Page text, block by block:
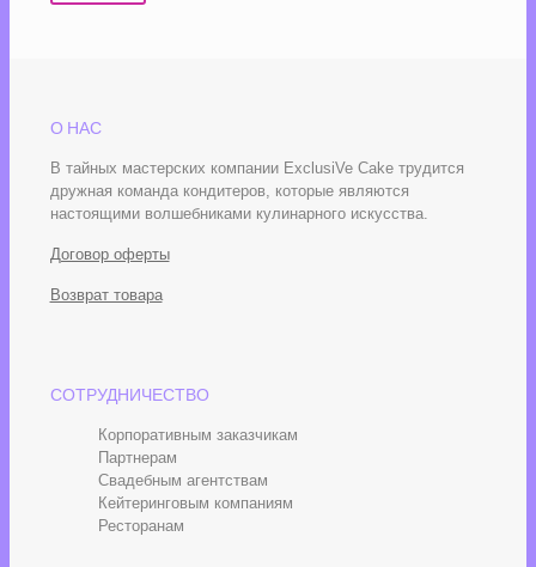
О НАС
В тайных мастерских компании ExclusiVe Cake трудится
дружная команда кондитеров, которые являются
настоящими волшебниками кулинарного искусства.
Договор оферты
Возврат товара
СОТРУДНИЧЕСТВО
Корпоративным заказчикам
Партнерам
Свадебным агентствам
Кейтеринговым компаниям
Ресторанам